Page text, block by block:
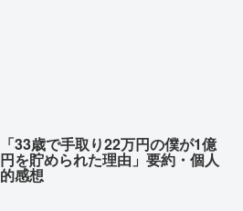
「33歳で手取り22万円の僕が1億
円を貯められた理由」要約・個人
的感想